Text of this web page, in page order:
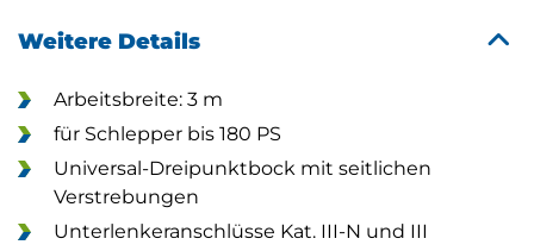
Weitere Details
Arbeitsbreite: 3 m
für Schlepper bis 180 PS
Universal-Dreipunktbock mit seitlichen
Verstrebungen
Unterlenkeranschlüsse Kat. III-N und III